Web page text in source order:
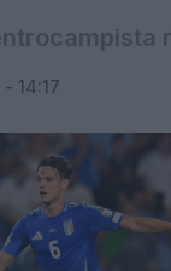
14:17